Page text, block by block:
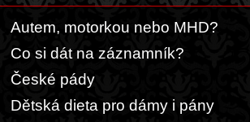
Autem, motorkou nebo MHD?
Co si dát na záznamník?
České pády
Dětská dieta pro dámy i pány